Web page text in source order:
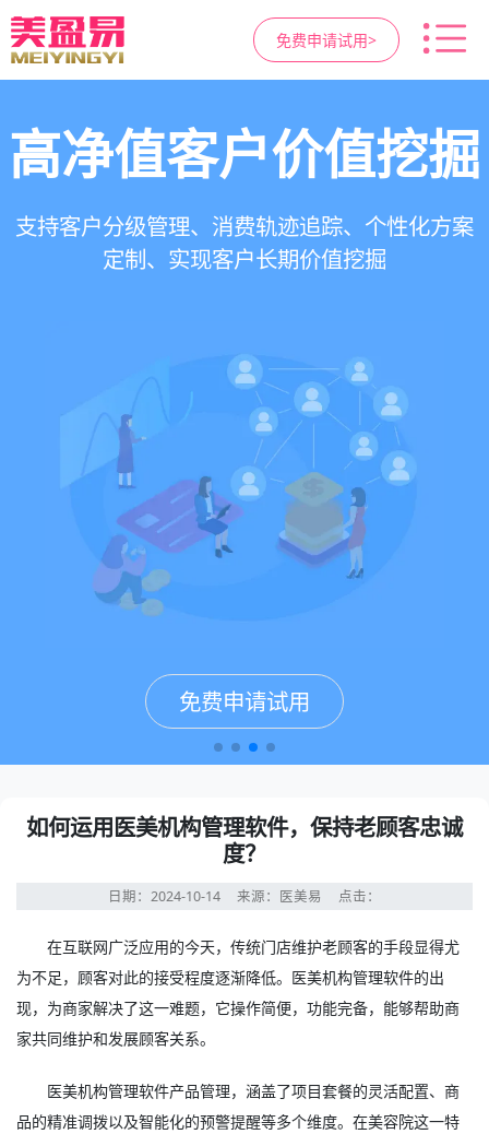
免费申请试用>
智慧医美管理系统
一站式解决医美机构预约、咨询、手术安排、会
员管理、财务核算全流程管理
免费申请试用
医疗资源调度管理
支持电子病历、医生排班、手术室管理、智能预
约分配，科学安排医疗资源
免费申请试用
高净值客户价值挖掘
支持客户分级管理、消费轨迹追踪、个性化方案
定制、实现客户长期价值挖掘
免费申请试用
营销与私域运营
提供小程序商城、私域scrm、项目套餐、裂变分
销多种营销工具，助力获客与转化
免费申请试用
如何运用医美机构管理软件，保持老顾客忠诚
度？
日期：2024-10-14 来源：医美易 点击：
在互联网广泛应用的今天，传统门店维护老顾客的手段显得尤
为不足，顾客对此的接受程度逐渐降低。 医美机构管理软件的出
现，为商家解决了这一难题，它操作简便，功能完备，能够帮助商
家共同维护和发展顾客关系。
医美机构管理软件产品管理，涵盖了项目套餐的灵活配置、商
品的精准调拨以及智能化的预警提醒等多个维度。在美容院这一特